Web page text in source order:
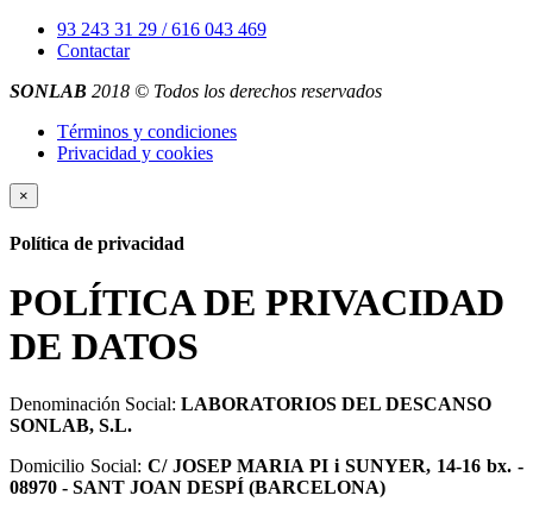
93 243 31 29 / 616 043 469
Contactar
SONLAB 2018 © Todos los derechos reservados
Términos y condiciones
Privacidad y cookies
×
Política de privacidad
POLÍTICA DE PRIVACIDAD
DE DATOS
Denominación Social: LABORATORIOS DEL DESCANSO
SONLAB, S.L.
Domicilio Social: C/ JOSEP MARIA PI i SUNYER, 14-16 bx. -
08970 - SANT JOAN DESPÍ (BARCELONA)